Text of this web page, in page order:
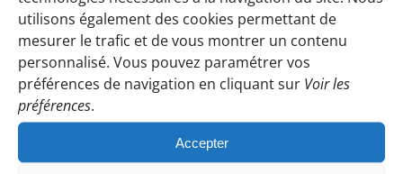
utilisons également des cookies permettant de
mesurer le trafic et de vous montrer un contenu
personnalisé. Vous pouvez paramétrer vos
préférences de navigation en cliquant sur Voir les
préférences.
Accepter
Vous pouvez participer à une randonnée d’essai
sans engagement de votre part :
Cliquez sur le bouton ci-dessous et indiquez-nous votre
choix en laissant vos coordonnées pour que l’on puisse
vous répondre en vous précisant le lieu de rendez-vous
et autres détails. Afin que nous puissions vous répondre